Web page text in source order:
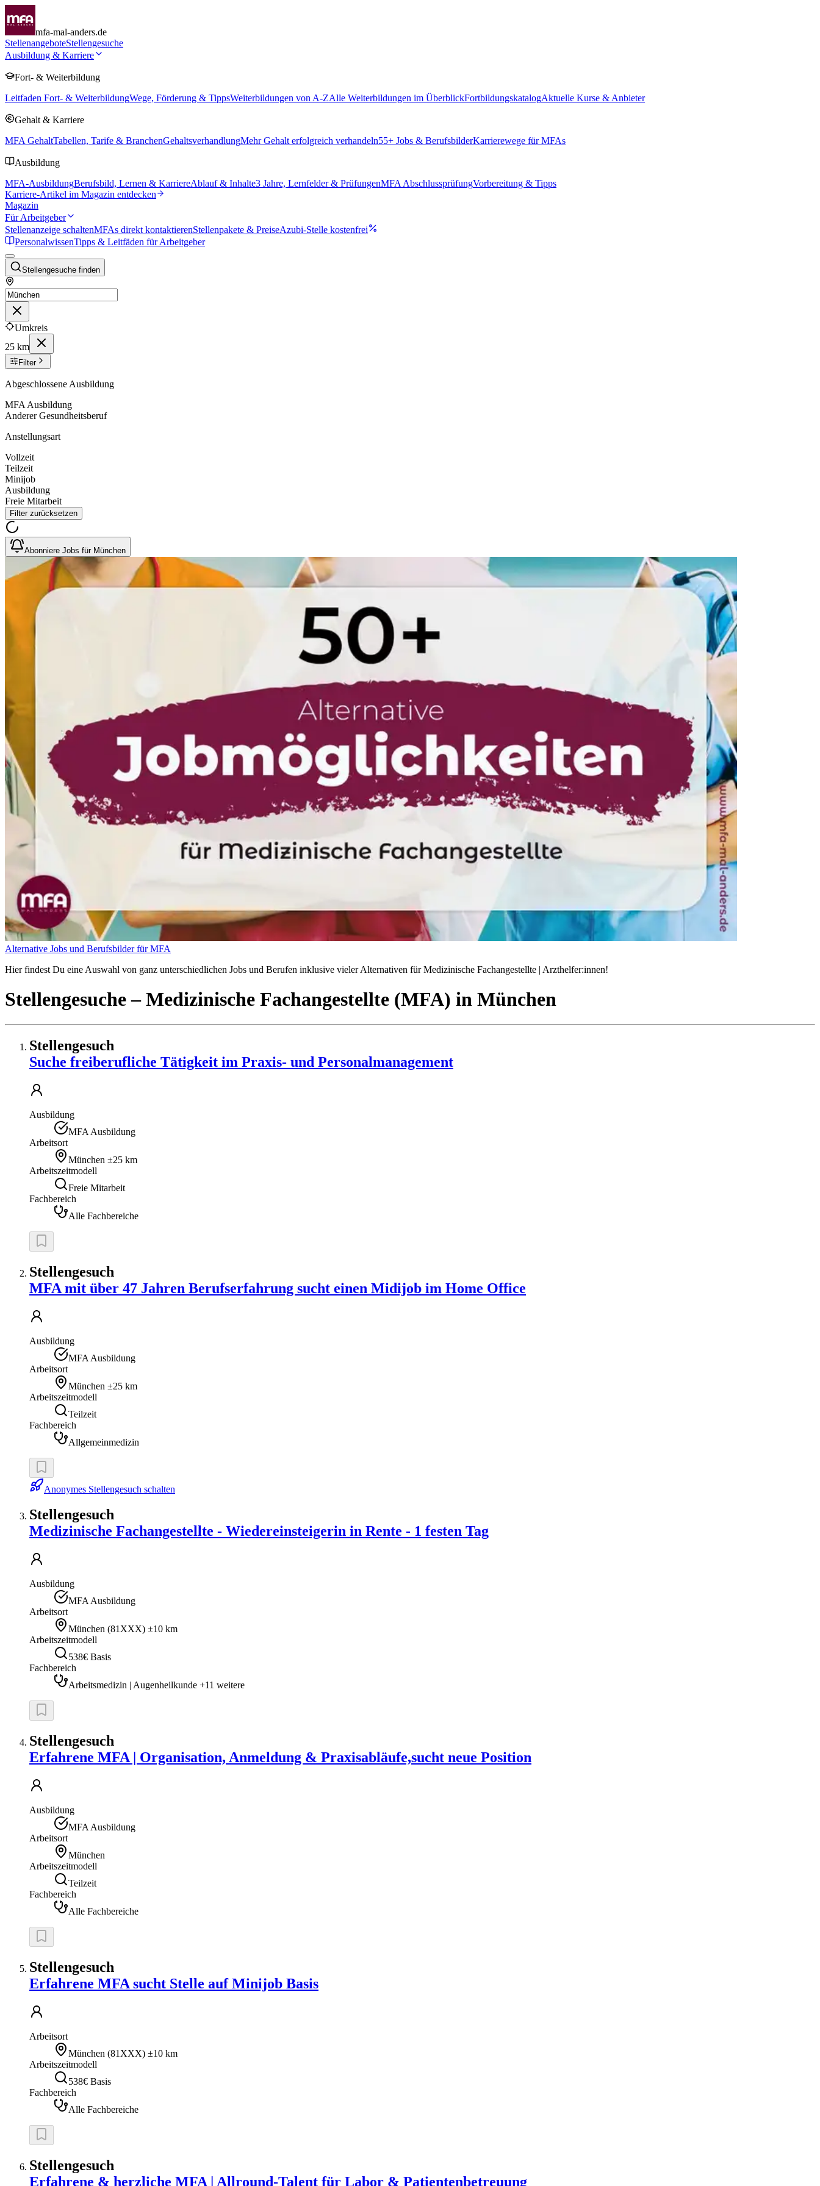
mfa-mal-anders.de
StellenangeboteStellengesuche
Ausbildung & Karriere
Fort- & Weiterbildung
Leitfaden Fort- & WeiterbildungWege, Förderung & TippsWeiterbildungen von A-ZAlle Weiterbildungen im ÜberblickFortbildungskatalogAktuelle Kurse & Anbieter
Gehalt & Karriere
MFA GehaltTabellen, Tarife & BranchenGehaltsverhandlungMehr Gehalt erfolgreich verhandeln55+ Jobs & BerufsbilderKarrierewege für MFAs
Ausbildung
MFA-AusbildungBerufsbild, Lernen & KarriereAblauf & Inhalte3 Jahre, Lernfelder & PrüfungenMFA AbschlussprüfungVorbereitung & Tipps
Karriere-Artikel im Magazin entdecken
Magazin
Für Arbeitgeber
Stellenanzeige schaltenMFAs direkt kontaktierenStellenpakete & PreiseAzubi-Stelle kostenfrei
PersonalwissenTipps & Leitfäden für Arbeitgeber
Stellengesuche finden
Umkreis
25 km
Filter
Abgeschlossene Ausbildung
MFA Ausbildung
Anderer Gesundheitsberuf
Anstellungsart
Vollzeit
Teilzeit
Minijob
Ausbildung
Freie Mitarbeit
Filter zurücksetzen
Abonniere Jobs für München
Alternative Jobs und Berufsbilder für MFA
Hier findest Du eine Auswahl von ganz unterschiedlichen Jobs und Berufen inklusive vieler Alternativen für Medizinische Fachangestellte | Arzthelfer:innen!
Stellengesuche– Medizinische Fachangestellte (MFA) in München
Stellengesuch
Suche freiberufliche Tätigkeit im Praxis- und Personalmanagement
Ausbildung
MFA Ausbildung
Arbeitsort
München ±25 km
Arbeitszeitmodell
Freie Mitarbeit
Fachbereich
Alle Fachbereiche
Stellengesuch
MFA mit über 47 Jahren Berufserfahrung sucht einen Midijob im Home Office
Ausbildung
MFA Ausbildung
Arbeitsort
München ±25 km
Arbeitszeitmodell
Teilzeit
Fachbereich
Allgemeinmedizin
Anonymes Stellengesuch schalten
Stellengesuch
Medizinische Fachangestellte - Wiedereinsteigerin in Rente - 1 festen Tag
Ausbildung
MFA Ausbildung
Arbeitsort
München (81XXX) ±10 km
Arbeitszeitmodell
538€ Basis
Fachbereich
Arbeitsmedizin | Augenheilkunde +11 weitere
Stellengesuch
Erfahrene MFA | Organisation, Anmeldung & Praxisabläufe,sucht neue Position
Ausbildung
MFA Ausbildung
Arbeitsort
München
Arbeitszeitmodell
Teilzeit
Fachbereich
Alle Fachbereiche
Stellengesuch
Erfahrene MFA sucht Stelle auf Minijob Basis
Arbeitsort
München (81XXX) ±10 km
Arbeitszeitmodell
538€ Basis
Fachbereich
Alle Fachbereiche
Stellengesuch
Erfahrene & herzliche MFA | Allround-Talent für Labor & Patientenbetreuung